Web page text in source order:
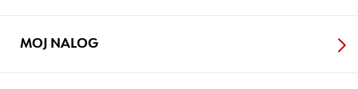
MOJ NALOG